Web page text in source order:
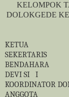
KELOMPOK
DOLOKGEDE
KETUA
SEKERTARIS
BENDAHARA
DEVI SI
I
KOORDINATOR
ANGGOTA